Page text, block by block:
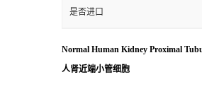
是否进口
Normal Human Kidney Proximal
人肾近端小管细胞